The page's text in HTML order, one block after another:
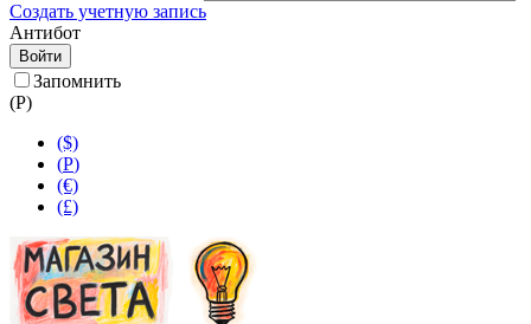
Создать учетную запись
Антибот
Войти
Запомнить
(Р)
($)
(Р)
(€)
(£)